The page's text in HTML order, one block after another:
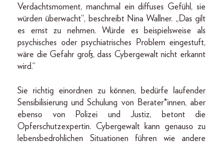
Verdachtsmoment, manchmal ein diffuses Gefühl, sie
würden überwacht“, beschreibt Nina Wallner. „Das gilt
es ernst zu nehmen. Würde es beispielsweise als
psychisches oder psychiatrisches Pro­blem eingestuft,
wäre die Gefahr groß, dass Cybergewalt nicht erkannt
wird.“
Sie richtig einordnen zu können, bedürfe laufender
Sensibilisierung und Schulung von Berater*innen, aber
ebenso von Polizei und Justiz, betont die
Opferschutzexpertin. Cybergewalt kann genauso zu
lebensbedrohlichen Situationen führen wie andere